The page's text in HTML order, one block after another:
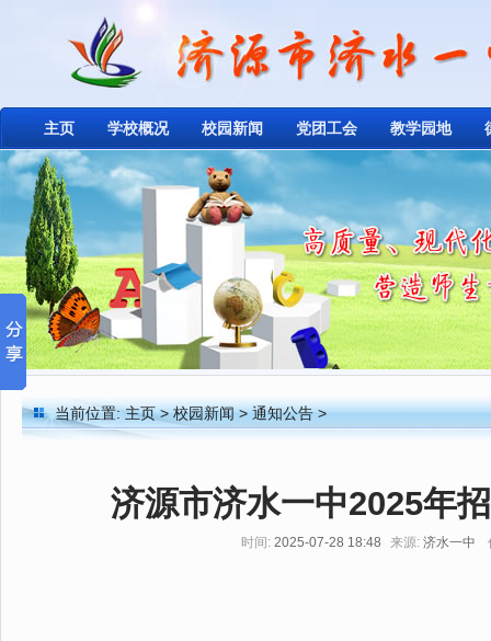
主页 学校概况 校园新闻 党团工会 教学园地
当前位置:主页>校园新闻>通知公告>
济源市济水一中2025年
时间: 2025-07-28 18:48 来源: 济水一中